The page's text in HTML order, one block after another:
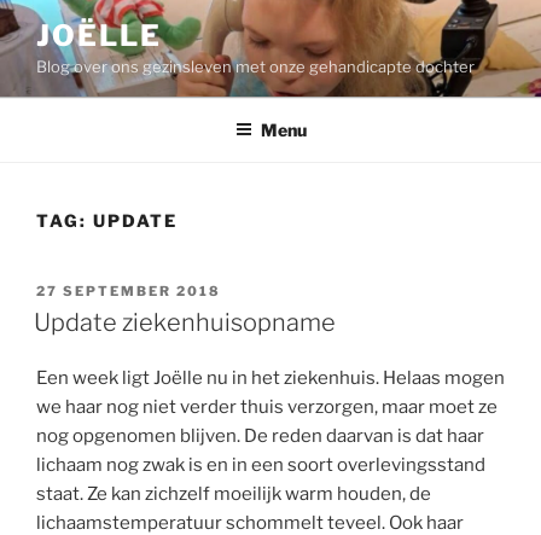
Ga
naar
inhoud
JOËLLE
Blog over ons gezinsleven met onze gehandicapte dochter
Menu
TAG: UPDATE
GEPLAATST
OP
27 SEPTEMBER 2018
Update ziekenhuisopname
Een week ligt Joëlle nu in het ziekenhuis. Helaas mogen
we haar nog niet verder thuis verzorgen, maar moet ze
nog opgenomen blijven. De reden daarvan is dat haar
lichaam nog zwak is en in een soort overlevingsstand
staat. Ze kan zichzelf moeilijk warm houden, de
lichaamstemperatuur schommelt teveel. Ook haar